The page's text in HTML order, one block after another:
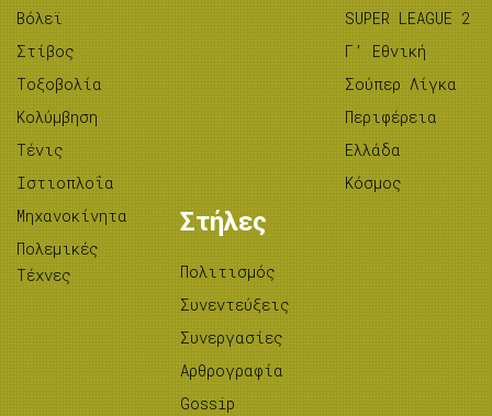
Βόλεϊ
Στίβος
Tοξοβολία
Κολύμβηση
Τένις
Ιστιοπλοΐα
Μηχανοκίνητα
Πολεμικές
Τέχνες
SUPER LEAGUE 2
Γ’ Εθνική
Σούπερ Λίγκα
Περιφέρεια
Ελλάδα
Κόσμος
Στήλες
Πολιτισμός
Συνεντεύξεις
Συνεργασίες
Αρθρογραφία
Gossip